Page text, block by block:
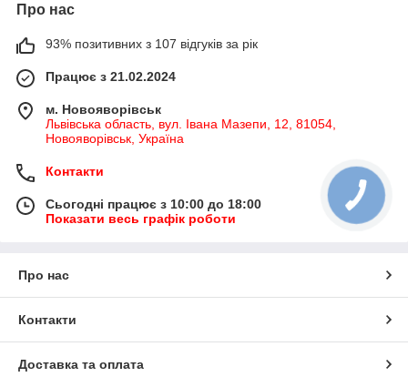
Про нас
93% позитивних з 107 відгуків за рік
Працює з 21.02.2024
м. Новояворівськ
Львівська область, вул. Івана Мазепи, 12, 81054,
Новояворівськ, Україна
Контакти
Сьогодні працює з 10:00 до 18:00
Показати весь графік роботи
Про нас
Контакти
Доставка та оплата